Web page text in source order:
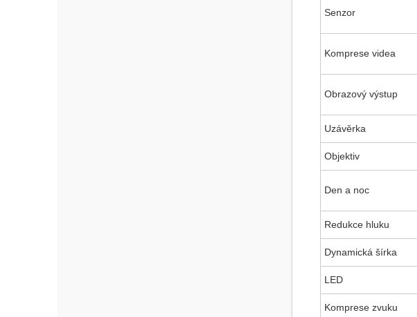
Senzor
Komprese videa
Obrazový výstup
Uzávěrka
Objektiv
Den a noc
Redukce hluku
Dynamická šírka
LED
Komprese zvuku